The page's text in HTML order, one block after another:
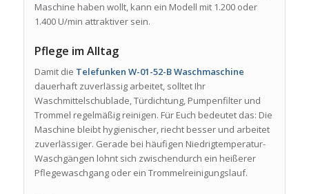
Maschine haben wollt, kann ein Modell mit 1.200 oder
1.400 U/min attraktiver sein.
Pflege im Alltag
Damit die Telefunken W-01-52-B Waschmaschine
dauerhaft zuverlässig arbeitet, solltet Ihr
Waschmittelschublade, Türdichtung, Pumpenfilter und
Trommel regelmäßig reinigen. Für Euch bedeutet das: Die
Maschine bleibt hygienischer, riecht besser und arbeitet
zuverlässiger. Gerade bei häufigen Niedrigtemperatur-
Waschgängen lohnt sich zwischendurch ein heißerer
Pflegewaschgang oder ein Trommelreinigungslauf.